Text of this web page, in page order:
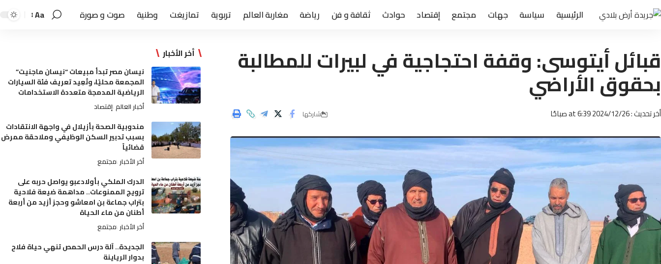
الرئيسية سياسة جهات مجتمع إقتصاد حوادث ثقافة و فن رياضة مغاربة العالم تربوية تمازيغت وطنية صوت و صورة Aa
قبائل أيتوسى: وقفة احتجاجية في لبيرات للمطالبة
بحقوق الأراضي
أخر تحديث : 2024/12/26 at 6:39 صباحًا شاركها
أخر الأخبار
نيسان مصر تبدأ مبيعات “نيسان ماجنيت”
المجمعة محليًا، وتُعِيد تعريف فئة السيارات
الرياضية المدمجة متعددة الاستخدامات
أخبار العالم إقتصاد
مندوبية الصحة بأزيلال في واجهة الانتقادات
بسبب تدبير السكن الوظيفي وملاحقة ممرض
قضائياً
أخر الأخبار مجتمع
الدرك الملكي بأولادعبو يواصل حربه على
ترويج الممنوعات.. مداهمة ضيعة فلاحية
بتراب جماعة بن امعاشو وحجز أزيد من أربعة
أطنان من ماء الحياة
أخر الأخبار مجتمع
الجديدة.. آلة درس الحمص تنهي حياة فلاح
بدوار الرياينة